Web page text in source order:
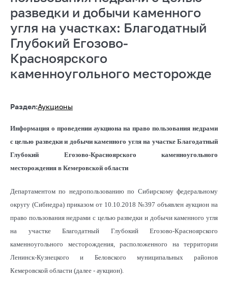
разведки и добычи каменного
угля на участках: Благодатный
Глубокий Егозово-
Красноярского
каменноугольного месторожде
Раздел:Аукционы
Информация о проведении аукциона на право пользования недрами
с целью разведки и добычи каменного угля на участке Благодатный
Глубокий Егозово-Красноярского каменноугольного
месторождения в Кемеровской области
Департаментом по недропользованию по Сибирскому федеральному
округу (Сибнедра) приказом от 10.10.2018 №397 объявлен аукцион на
право пользования недрами с целью разведки и добычи каменного угля
на участке Благодатный Глубокий Егозово-Красноярского
каменноугольного месторождения, расположенного на территории
Ленинск-Кузнецкого и Беловского муниципальных районов
Кемеровской области (далее - аукцион).